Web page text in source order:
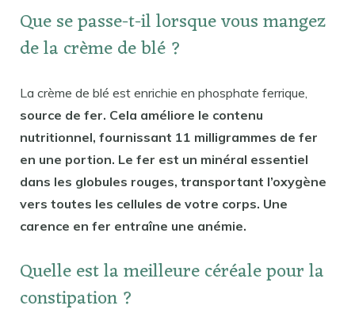
Que se passe-t-il lorsque vous mangez
de la crème de blé ?
La crème de blé est enrichie en phosphate ferrique,
source de fer. Cela améliore le contenu
nutritionnel, fournissant 11 milligrammes de fer
en une portion. Le fer est un minéral essentiel
dans les globules rouges, transportant l’oxygène
vers toutes les cellules de votre corps. Une
carence en fer entraîne une anémie.
Quelle est la meilleure céréale pour la
constipation ?